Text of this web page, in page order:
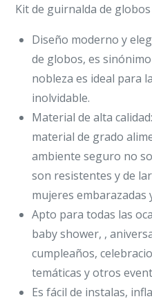
Kit de guirnalda de globos
Diseño moderno y
de globos, es
nobleza es ideal para
inolvidable.
Material de alta
material de grado
ambiente seguro no
son resistentes y de
mujeres embarazadas
Apto para todas las
baby shower, ,
cumpleaños,
temáticas y otros
Es fácil de instalas,